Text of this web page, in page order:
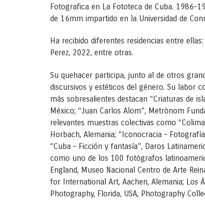
Fotografica en La Fototeca de Cuba. 1986-
de 16mm impartido en la Universidad de
Ha recibido diferentes residencias entre
Perez, 2022, entre otras.
Su quehacer participa, junto al de otros
discursivos y estéticos del género. Su labor
más sobresalientes destacan “Criaturas de
México; “Juan Carlos Alom”, Metrònom
relevantes muestras colectivas como
Horbach, Alemania; “Iconocracia –
“Cuba – Ficción y fantasía”, Daros
como uno de los 100 fotógrafos
England, Museo Nacional Centro de Arte
for International Art, Aachen, Alemania; Los
Photography, Florida, USA, Photography